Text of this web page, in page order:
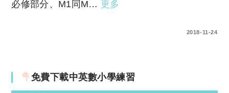
必修部分、M1同M… 更多
2018-11-24
免費下載中英數小學練習